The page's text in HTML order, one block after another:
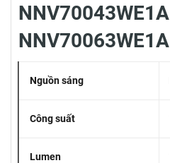
NNV70043WE1A
NNV70063WE1A
Nguồn sáng
Công suất
Lumen